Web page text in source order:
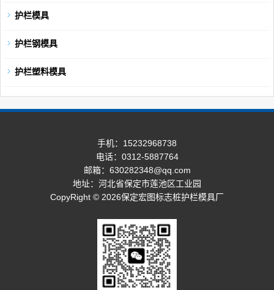
护栏模具
护栏钢模具
护栏塑料模具
手机：15232968738
电话：0312-5887764
邮箱：630282348@qq.com
地址：河北省保定市莲池区工业园
CopyRight © 2026保定宏图标志桩护栏模具厂